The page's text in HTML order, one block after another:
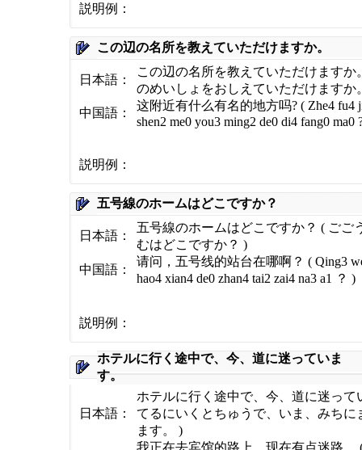
説明例：
この辺の名所を教えていただけますか。
日本語：
この辺の名所を教えていただけますか
のめいしょをおしえていただけますか
中国語：
这附近有什么有名的地方吗? ( Zhe4 fu4
shen2 me0 you3 ming2 de0 di4 fang0 ma0
説明例：
五号線のホームはどこですか？
日本語：
五号線のホームはどこですか？ ( ごご
むはどこですか？ )
中国語：
请问，五号线的站台在哪啊？ ( Qing3
hao4 xian4 de0 zhan4 tai2 zai4 na3 a1 ？ )
説明例：
ホテルに行く途中で、今、道に迷っていま
す。
日本語：
ホテルに行く途中で、今、道に迷って
てるにいくとちゅうで、いま、みちに
ます。 )
我正在去宾馆的路上，现在有点迷路。 (